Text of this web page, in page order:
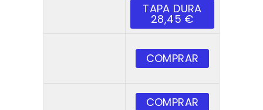
TAPA DURA
28,45 €
COMPRAR
COMPRAR